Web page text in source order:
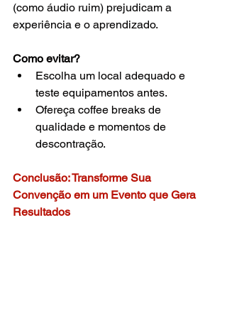
(como áudio ruim) prejudicam a
experiência e o aprendizado.
Como evitar?
Escolha um local adequado e
teste equipamentos antes.
Ofereça coffee breaks de
qualidade e momentos de
descontração.
Conclusão: Transforme Sua
Convenção em um Evento que Gera
Resultados